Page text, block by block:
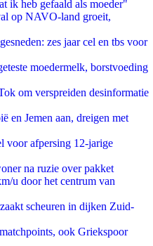
ik heb gefaald als moeder"
op NAVO-land groeit,
zes jaar cel en tbs voor
moedermelk, borstvoeding
om verspreiden desinformatie
en Jemen aan, dreigen met
voor afpersing 12-jarige
na ruzie over pakket
u door het centrum van
scheuren in dijken Zuid-
ook Griekspoor